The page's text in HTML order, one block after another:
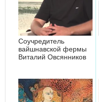
Соучредитель
вайшнавской фермы
Виталий Овсянников